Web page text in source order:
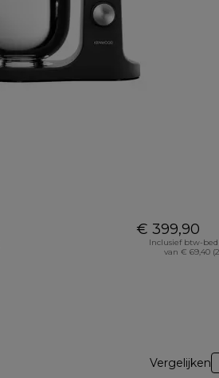
€ 399,90
Inclusief btw-
van € 69,40
Vergelijken